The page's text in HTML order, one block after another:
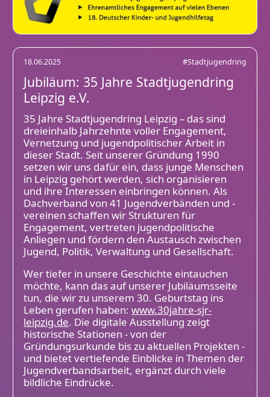
Jubiläum: 35 Jahre Stadtjugendring
Leipzig e.V.
35 Jahre Stadtjugendring Leipzig – das sind
dreieinhalb Jahrzehnte voller Engagement,
Vernetzung und jugendpolitischer Arbeit in
dieser Stadt. Seit unserer Gründung 1990
setzen wir uns dafür ein, dass junge Menschen
in Leipzig gehört werden, sich organisieren
und ihre Interessen einbringen können. Als
Dachverband von 41 Jugendverbänden und -
vereinen schaffen wir Strukturen für
Engagement, vertreten jugendpolitische
Anliegen und fördern den Austausch zwischen
Jugend, Politik, Verwaltung und Gesellschaft.
Wer tiefer in unsere Geschichte eintauchen
möchte, kann das auf unserer Jubiläumsseite
tun, die wir zu unserem 30. Geburtstag ins
Leben gerufen haben:www.30jahre-sjr-
leipzig.de. Die digitale Ausstellung zeigt
historische Stationen - von der
Gründungsurkunde bis zu aktuellen Projekten -
und bietet vertiefende Einblicke in Themen der
Jugendverbandsarbeit, ergänzt durch viele
bildliche Eindrücke.
18.06.2025 #Stadtjugendring